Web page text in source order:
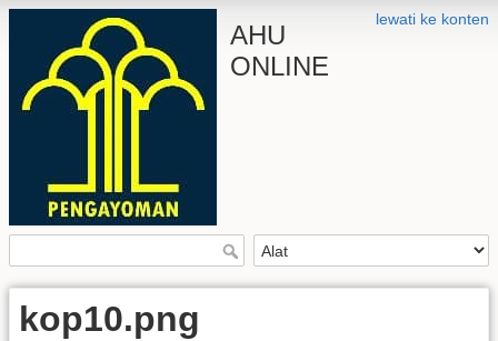
lewati ke konten
AHU
ONLINE
kop10.png